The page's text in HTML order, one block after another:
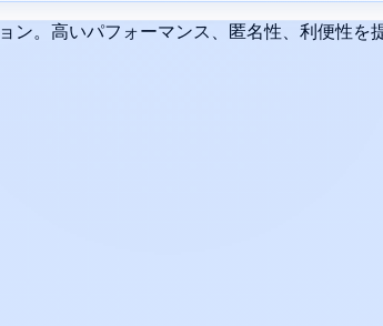
。高いパフォーマンス、匿名性、利便性を